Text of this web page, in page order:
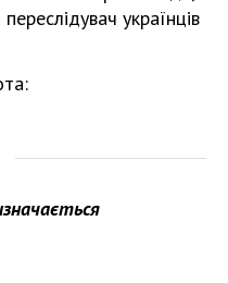
українців